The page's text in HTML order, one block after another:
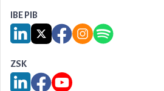
IBE PIB
Link do serwisu LinkedIn IBE
Link do serwisu X IBE PIB
Link do Facebook IBE
Link doLink do
ZSK
Link do serwisu LinkedIn ZSK
Link do Facebook ZSK
Link do YouTube ZSK